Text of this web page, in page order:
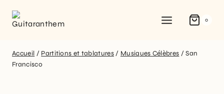
0
Accueil / Partitions et tablatures / Musiques Célèbres / San
Francisco